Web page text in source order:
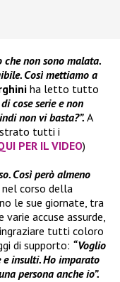
non sono malata.
Così mettiamo a
ha letto tutto
cose serie e non
non vi basta?”. A
tutti i
PER IL VIDEO)
Così però almeno
nel corso della
le sue giornate, tra
accuse assurde,
tutti coloro
di supporto: “Voglio
insulti. Ho imparato
persona anche io”.